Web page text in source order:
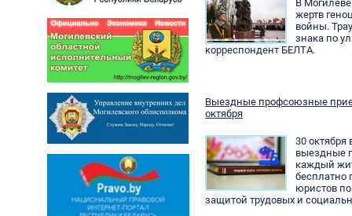
В
жертв
войны.
знака по
корреспондент БЕЛТА.
Выездные профсоюзные
октября
30 октября
выездные
каждый
бесплатно
юристов
защитой трудовых и